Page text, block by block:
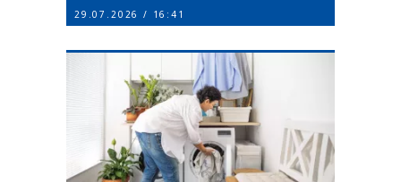
29.07.2026 / 16:41